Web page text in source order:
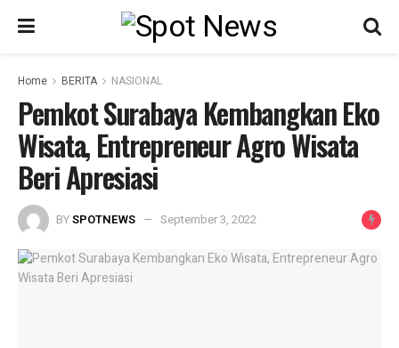
Home BERITA NASIONAL
Pemkot Surabaya Kembangkan Eko
Wisata, Entrepreneur Agro Wisata
Beri Apresiasi
BYSPOTNEWS September 3, 2022